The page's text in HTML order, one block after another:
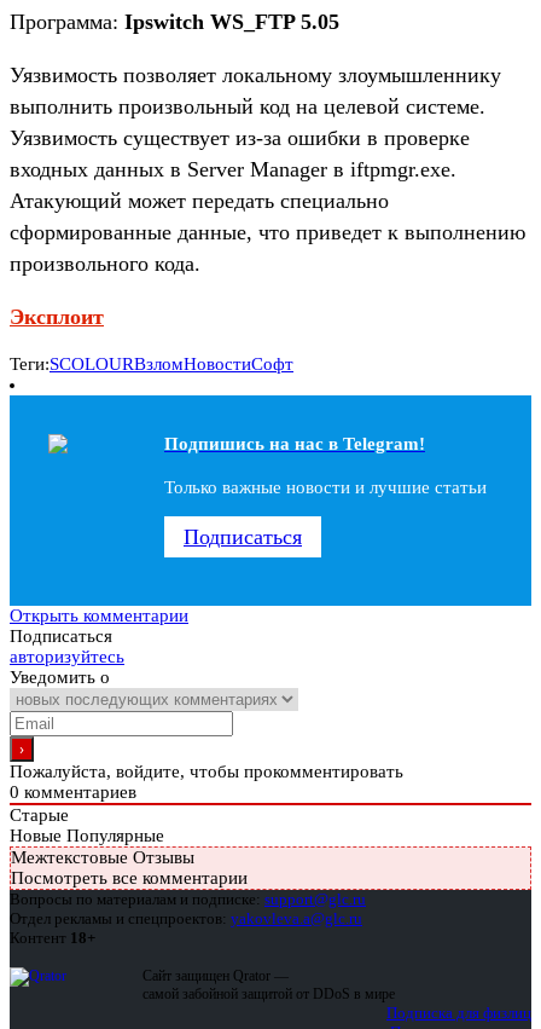
Программа: Ipswitch WS_FTP 5.05
Уязвимость позволяет локальному злоумышленнику
выполнить произвольный код на целевой системе.
Уязвимость существует из-за ошибки в проверке
входных данных в Server Manager в iftpmgr.exe.
Атакующий может передать специально
сформированные данные, что приведет к выполнению
произвольного кода.
Эксплоит
Теги:SCOLOURВзломНовостиСофт
Подпишись на наc в Telegram!
Только важные новости и лучшие статьи
Подписаться
Открыть комментарии
Подписаться
авторизуйтесь
Уведомить о
Пожалуйста, войдите, чтобы прокомментировать
0 комментариев
Старые
Новые Популярные
Межтекстовые Отзывы
Посмотреть все комментарии
Вопросы по материалам и подписке: support@glc.ru
Отдел рекламы и спецпроектов: yakovleva.a@glc.ru
Контент 18+
Сайт защищен Qrator —
самой забойной защитой от DDoS в мире
Подписка для физлиц